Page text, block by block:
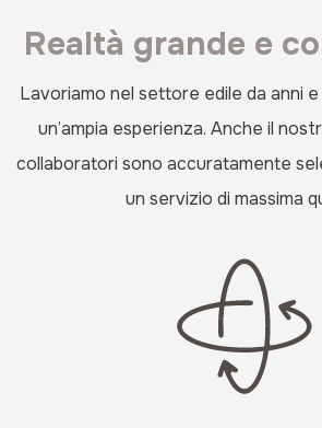
Realtà grande e
Lavoriamo nel settore edile da anni
un’ampia esperienza. Anche il
collaboratori sono accuratamente
un servizio di massima